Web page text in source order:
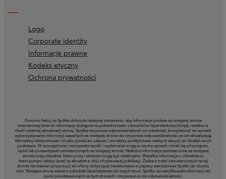
Logo
Corporate identity
Informacje prawne
Kodeks etyczny
Ochrona prywatności
Pomimo faktu, że Spółka dołożyła należytej staranności, aby informacje podane na niniejszej stronie
internetowej (inne niż informacje dostępne za pośrednictwem odnośników hipertekstowych) były rzetelne w
chwili ostatniej aktualizacji strony, Spółka nie ponosi odpowiedzialności za rzetelność, kompletność ani sposób
wykorzystywania informacji zawartych na niniejszej stronie ani nie ponosi odpowiedzialności za ich aktualizację.
Nie należy interpretować ich jako porad ani zaleceń i nie należy podejmować żadnych decyzji ani działań na ich
podstawie. W szczególności rzeczywiste wyniki i wydarzenia mogą w istotny sposób różnić się od prognoz,
opinii lub przewidywań zamieszczonych na niniejszej stronie. Niektóre informacje zamieszczone na niniejszej
stronie mają charakter historyczny i obecnie mogą być nieaktualne. Wszelkie informacje o charakterze
historycznym należy uznać za aktualne w dniu ich pierwszej publikacji. Żadna z treści zamieszczonych na tej
stronie nie stanowi propozycji ani oferty dotyczącej inwestowania w papiery wartościowe Spółki lub obrotu
nimi. Niniejsza strona zawiera odnośniki hipertekstowe do innych stron. Spółka nie weryfikowała informacji ani
opinii przedstawionych na tych stronach i nie ponosi za nie odpowiedzialności.